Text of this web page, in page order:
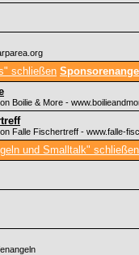
Boilie & More -
Falle Fischertreff - www.falle-